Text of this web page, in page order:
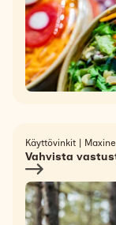
Käyttövinkit
Vahvista